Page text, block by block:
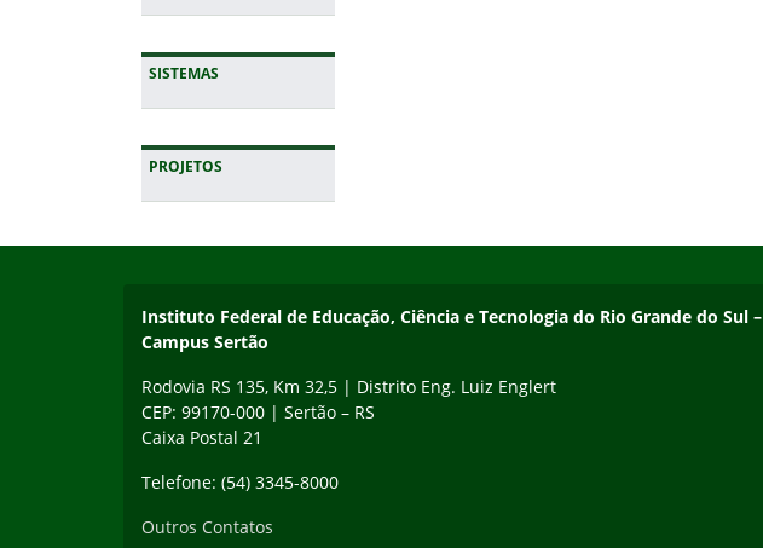
SISTEMAS
PROJETOS
Instituto Federal de Educação, Ciência e Tecnologia do Rio Grande do Sul –
Campus Sertão
Rodovia RS 135, Km 32,5 | Distrito Eng. Luiz Englert
CEP: 99170-000 | Sertão – RS
Caixa Postal 21
Telefone: (54) 3345-8000
Outros Contatos